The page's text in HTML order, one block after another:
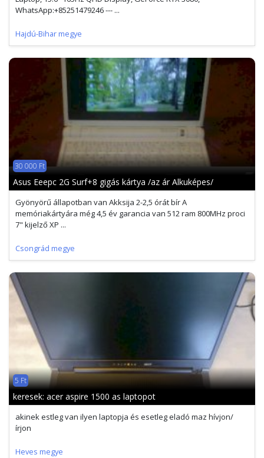
WhatsApp:+85251479246 --- ...
Hajdú-Bihar megye
30 000 Ft
Asus Eeepc 2G Surf+8 gigás kártya /az ár Alkuképes/
Gyönyörű állapotban van Akksija 2-2,5 órát bír A
memóriakártyára még 4,5 év garancia van 512 ram 800MHz proci
7" kijelző XP ...
Csongrád megye
5 Ft
keresek: acer aspire 1500 as laptopot
akinek estleg van ilyen laptopja és esetleg eladó maz hívjon/
írjon
Heves megye